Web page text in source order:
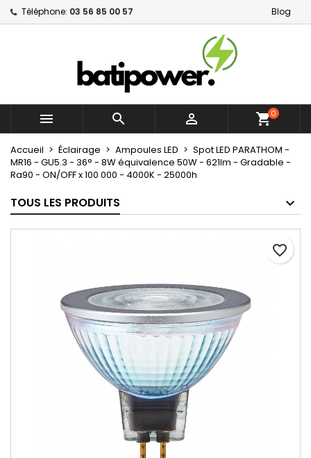
Téléphone: 03 56 85 00 57 Blog
   shopping_cart0
Accueil Éclairage Ampoules LED
Spot LED PARATHOM -
MR16 - GU5.3 - 36° - 8W équivalence 50W - 621lm - Gradable -
Ra90 - ON/OFF x 100 000 - 4000K - 25000h
TOUS LES PRODUITS
favorite_border
Mes listes d'envies ×
Créer une nouvelle liste
Créer une liste d'envies ×
Nom de la liste d'envies
Annuler Créer une liste d'envies
Connexion ×
Vous devez être connecté pour ajouter des produits
à votre liste d'envies.
Annuler Connexion